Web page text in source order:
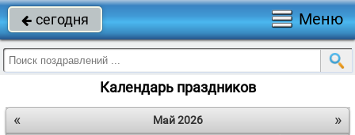
 сегодня Меню
Календарь праздников
« »
Май 2026